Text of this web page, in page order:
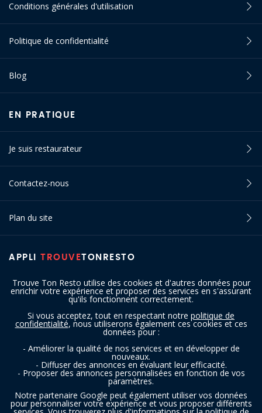
Trouve Ton Resto utilise des cookies et d'autres données pour
enrichir votre expérience et proposer des services en s'assurant
qu'ils fonctionnent correctement.
Si vous acceptez, tout en respectant notre politique de
confidentialité, nous utiliserons également ces cookies et ces
données pour :
- Améliorer la qualité de nos services et en développer de
nouveaux.
- Diffuser des annonces en évaluant leur efficacité.
- Proposer des annonces personnalisées en fonction de vos
paramètres.
Notre partenaire Google peut également utiliser vos données
pour personnaliser votre expérience et vous proposer différents
APPLI TROUVETONRESTO
Conditions générales d'utilisation
Politique de confidentialité
Blog
EN PRATIQUE
Je suis restaurateur
Contactez-nous
Plan du site
SUIVEZ-NOUS